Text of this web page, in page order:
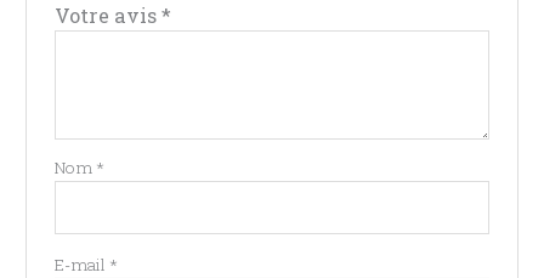
Votre avis*
Nom *
E-mail *